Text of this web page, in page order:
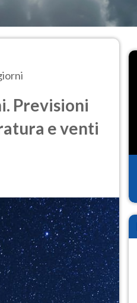
Previsioni
e venti